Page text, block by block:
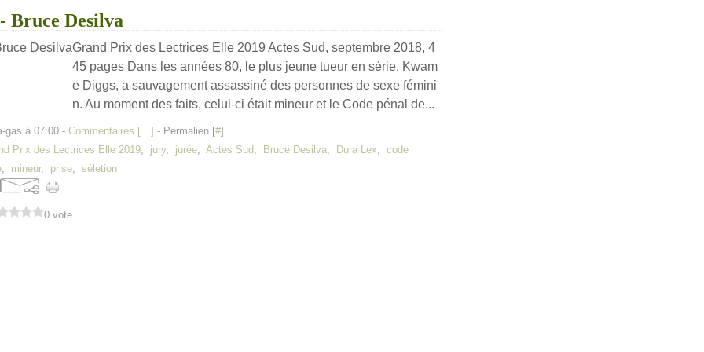
Bruce Desilva
Grand Prix des Lectrices Elle 2019 Actes Sud, septembre 2018, 4
45 pages Dans les années 80, le plus jeune tueur en série, Kwam
e Diggs, a sauvagement assassiné des personnes de sexe fémini
n. Au moment des faits, celui-ci était mineur et le Code pénal de...
gas à 07:00 - Commentaires […] - Permalien [#]
Prix des Lectrices Elle 2019, jury, jurée, Actes Sud, Bruce Desilva, Dura Lex, code
, mineur, prise, séletion
0 vote